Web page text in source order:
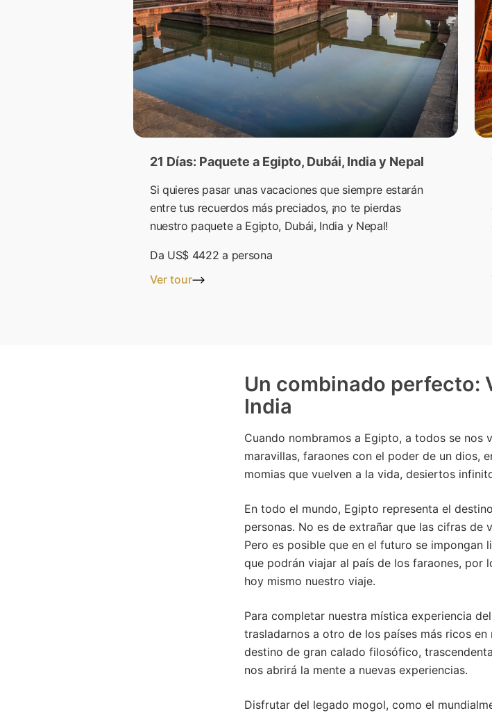
21 Días: Paquete a Egipto, Dubái, India y Nepal
Si quieres pasar unas vacaciones que siempre estarán
entre tus recuerdos más preciados, ¡no te pierdas
nuestro paquete a Egipto, Dubái, India y Nepal!
Da US$ 4422 a persona
Ver tour
Un combinado perfecto:
India
Cuando nombramos a Egipto, a todos se nos
maravillas, faraones con el poder de un dios,
momias que vuelven a la vida, desiertos
En todo el mundo, Egipto representa el
personas. No es de extrañar que las cifras de
Pero es posible que en el futuro se impongan
que podrán viajar al país de los faraones, por
hoy mismo nuestro viaje.
Para completar nuestra mística experiencia
trasladarnos a otro de los países más ricos
destino de gran calado filosófico,
nos abrirá la mente a nuevas experiencias.
Disfrutar del legado mogol, como el